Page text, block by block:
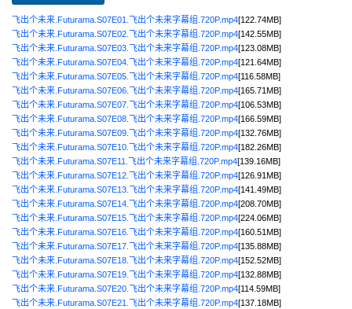
飞出个未来.Futurama.S07E01.飞出个未来字幕组.720P.mp4[122.74MB]
飞出个未来.Futurama.S07E02.飞出个未来字幕组.720P.mp4[142.55MB]
飞出个未来.Futurama.S07E03.飞出个未来字幕组.720P.mp4[123.08MB]
飞出个未来.Futurama.S07E04.飞出个未来字幕组.720P.mp4[121.64MB]
飞出个未来.Futurama.S07E05.飞出个未来字幕组.720P.mp4[116.58MB]
飞出个未来.Futurama.S07E06.飞出个未来字幕组.720P.mp4[165.71MB]
飞出个未来.Futurama.S07E07.飞出个未来字幕组.720P.mp4[106.53MB]
飞出个未来.Futurama.S07E08.飞出个未来字幕组.720P.mp4[166.59MB]
飞出个未来.Futurama.S07E09.飞出个未来字幕组.720P.mp4[132.76MB]
飞出个未来.Futurama.S07E10.飞出个未来字幕组.720P.mp4[182.26MB]
飞出个未来.Futurama.S07E11.飞出个未来字幕组.720P.mp4[139.16MB]
飞出个未来.Futurama.S07E12.飞出个未来字幕组.720P.mp4[126.91MB]
飞出个未来.Futurama.S07E13.飞出个未来字幕组.720P.mp4[141.49MB]
飞出个未来.Futurama.S07E14.飞出个未来字幕组.720P.mp4[208.70MB]
飞出个未来.Futurama.S07E15.飞出个未来字幕组.720P.mp4[224.06MB]
飞出个未来.Futurama.S07E16.飞出个未来字幕组.720P.mp4[160.51MB]
飞出个未来.Futurama.S07E17.飞出个未来字幕组.720P.mp4[135.88MB]
飞出个未来.Futurama.S07E18.飞出个未来字幕组.720P.mp4[152.52MB]
飞出个未来.Futurama.S07E19.飞出个未来字幕组.720P.mp4[132.88MB]
飞出个未来.Futurama.S07E20.飞出个未来字幕组.720P.mp4[114.59MB]
飞出个未来.Futurama.S07E21.飞出个未来字幕组.720P.mp4[137.18MB]